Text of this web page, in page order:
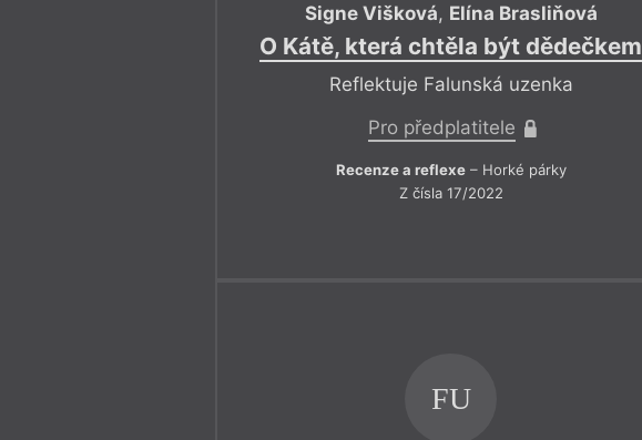
Signe Višková, Elína Brasliňová
O Kátě, která chtěla být dědečkem
Reflektuje Falunská uzenka
Pro předplatitele
Recenze a reflexe– Horké párky
Z čísla 17/2022
FU